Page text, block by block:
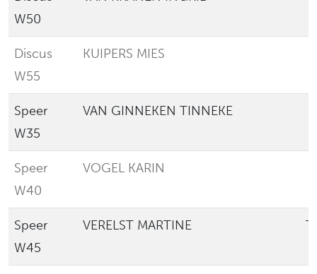
W50
Discus
W55
KUIPERS MIES
Speer
W35
VAN GINNEKEN TINNEKE
Speer
W40
VOGEL KARIN
Speer
W45
VERELST MARTINE